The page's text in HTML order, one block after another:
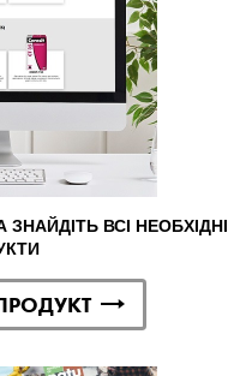
ЗНАЙДІТЬ ВСІ НЕОБХІДНІ